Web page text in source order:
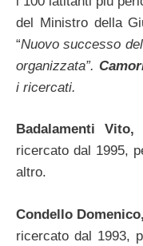
del Ministro della
“Nuovo successo
organizzata”.
i ricercati.
Badalamenti Vito,
ricercato dal 1995,
altro.
Condello Domenico,
ricercato dal 1993,